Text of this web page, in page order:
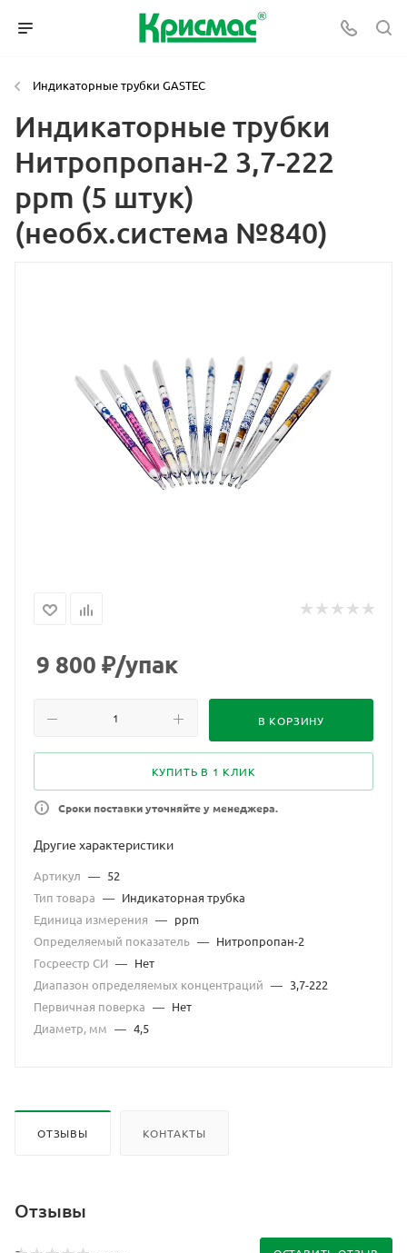
Индикаторные трубки GASTEC
Индикаторные трубки
Нитропропан-2 3,7-222
ppm (5 штук)
(необх.система №840)
9 800 ₽/упак
В КОРЗИНУ
КУПИТЬ В 1 КЛИК
Сроки поставки уточняйте у менеджера.
Другие характеристики
Артикул — 52
Тип товара — Индикаторная трубка
Единица измерения — ppm
Определяемый показатель — Нитропропан-2
Госреестр СИ — Нет
Диапазон определяемых концентраций — 3,7-222
Первичная поверка — Нет
Диаметр, мм — 4,5
ОТЗЫВЫ КОНТАКТЫ
Отзывы